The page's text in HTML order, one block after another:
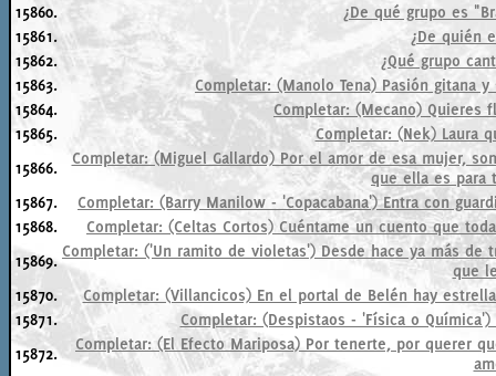
15860.
¿De qué grupo es
15861.
¿De quién
15862.
¿Qué grupo
15863.
Completar: (Manolo Tena) Pasión gitana
15864.
Completar: (Mecano) Quieres
15865.
Completar: (Nek) Laura
15866.
Completar: (Miguel Gallardo) Por el amor de esa mujer,
que ella es para
15867.
Completar: (Barry Manilow - 'Copacabana') Entra con
15868.
Completar: (Celtas Cortos) Cuéntame un cuento que
15869. Completar: ('Un ramito de violetas') Desde hace ya más
que
15870.
Completar: (Villancicos) En el portal de Belén hay
15871.
Completar: (Despistaos - 'Física o
15872.
Completar: (El Efecto Mariposa) Por tenerte, por querer